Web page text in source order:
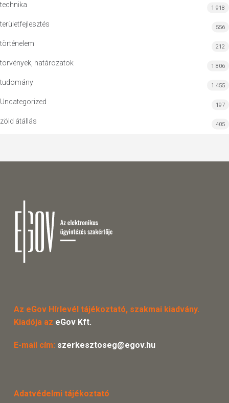
technika 1 918
területfejlesztés 556
történelem 212
törvények, határozatok 1 806
tudomány 1 455
Uncategorized 197
zöld átállás 405
Az eGov Hírlevél tájékoztató, szakmai kiadvány.
Kiadója az eGov Kft.
E-mail cím: szerkesztoseg@egov.hu
Adatvédelmi tájékoztató